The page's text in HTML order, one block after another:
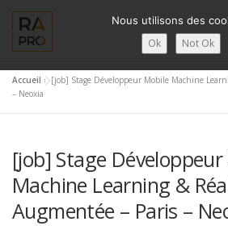
contenu
LA RÉALITÉ AUGMENTÉE ?
SERVICES RA’PRO ACTUALITÉ
CONTACTS FRANÇAIS
Accueil »[job] Stage Développeur Mobile Machine
– Neoxia
[job] Stage
Machine Learning &
Augmentée – Paris –
Nous utilisons des
Ok Not Ok